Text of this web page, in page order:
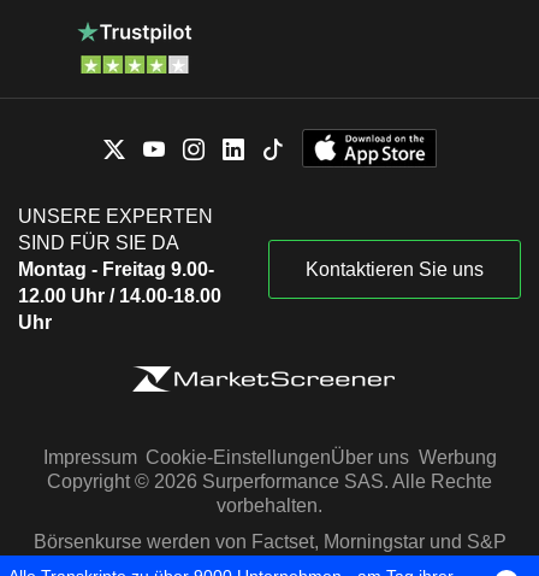
UNSERE EXPERTEN
SIND FÜR SIE DA
Montag - Freitag 9.00-
12.00 Uhr / 14.00-18.00
Uhr
Kontaktieren Sie uns
Impressum Cookie-EinstellungenÜber uns Werbung
Copyright © 2026 Surperformance SAS. Alle Rechte
vorbehalten.
Börsenkurse werden von Factset, Morningstar und S&P
Capital IQ zur Verfügung gestellt